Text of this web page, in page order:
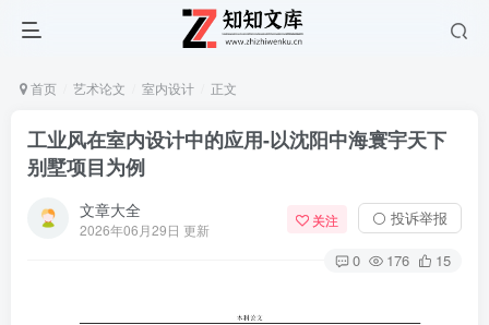
首页 艺术论文 室内设计 正文
工业风在室内设计中的应用-以沈阳中海寰宇天下
别墅项目为例
文章大全
2026年06月29日 更新
关注 ⚪ 投诉举报
0 176 15